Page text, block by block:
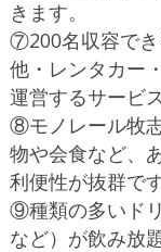
きます。
⑦200名収容でき
他・レンタカー
運営するサービ
⑧モノレール牧
物や会食など、
利便性が抜群です
⑨種類の多いド
など）が飲み放